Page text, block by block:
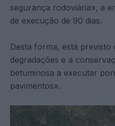
segurança rodoviária», a
de execução de 90 dias.
Desta forma, está previsto
degradações e a
betuminosa a executar
pavimentos».